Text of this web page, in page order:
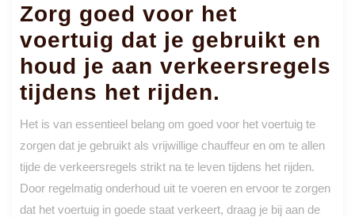
Zorg goed voor het
voertuig dat je gebruikt en
houd je aan verkeersregels
tijdens het rijden.
Het is van essentieel belang om goed voor het voertuig te
zorgen dat je gebruikt als vrijwillige chauffeur en om te allen
tijde de verkeersregels strikt na te leven tijdens het rijden.
Door regelmatig onderhoud uit te voeren en ervoor te zorgen
dat het voertuig in goede staat verkeert, draag je bij aan de